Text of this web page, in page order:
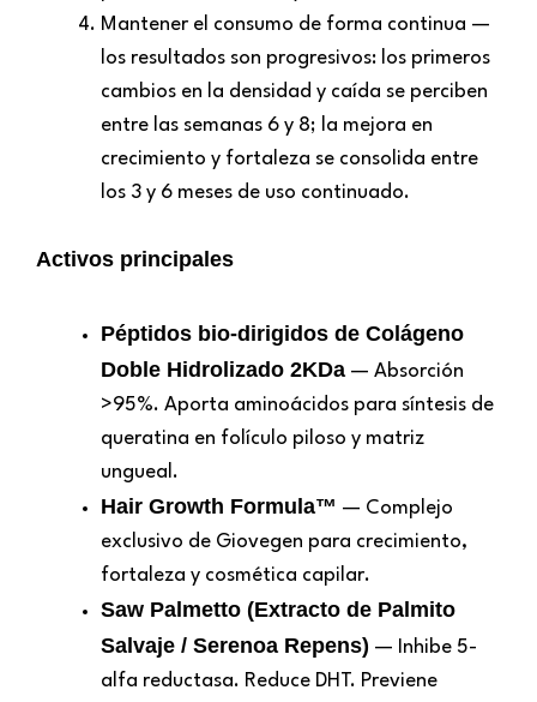
Mantener el consumo de forma continua —
los resultados son progresivos: los primeros
cambios en la densidad y caída se perciben
entre las semanas 6 y 8; la mejora en
crecimiento y fortaleza se consolida entre
los 3 y 6 meses de uso continuado.
Activos principales
Péptidos bio-dirigidos de Colágeno
Doble Hidrolizado 2KDa — Absorción
>95%. Aporta aminoácidos para síntesis de
queratina en folículo piloso y matriz
ungueal.
Hair Growth Formula™ — Complejo
exclusivo de Giovegen para crecimiento,
fortaleza y cosmética capilar.
Saw Palmetto (Extracto de Palmito
Salvaje / Serenoa Repens) — Inhibe 5-
alfa reductasa. Reduce DHT. Previene